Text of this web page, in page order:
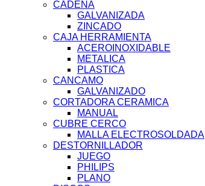
CADENA
GALVANIZADA
ZINCADO
CAJA HERRAMIENTA
ACEROINOXIDABLE
METALICA
PLASTICA
CANCAMO
GALVANIZADO
CORTADORA CERAMICA
MANUAL
CUBRE CERCO
MALLA ELECTROSOLDADA
DESTORNILLADOR
JUEGO
PHILIPS
PLANO